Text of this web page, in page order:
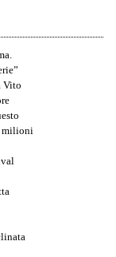
Vito
milioni